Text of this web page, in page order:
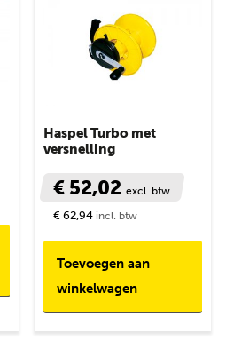
Haspel Turbo met
versnelling
€ 52,02excl. btw
€ 62,94 incl. btw
Toevoegen aan
winkelwagen